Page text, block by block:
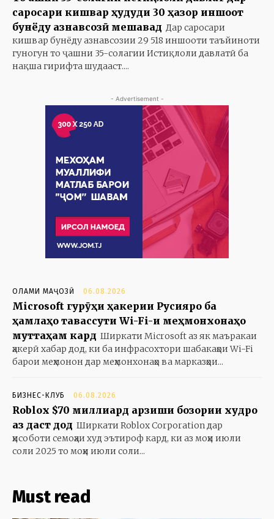
саросари кишвар ҳудуди 30 ҳазор иншоот
бунёду азнавсозӣ мешавад Дар саросари
кишвар бунёду азнавсозии 29 518 иншооти таъйиноти
гуногун то ҷашни 35-солагии Истиқлоли давлатӣ ба
нақша гирифта шудааст....
- Advertisement -
ОЛАМИ МАҶОЗӢ 06.08.2026
Microsoft гурӯҳи ҳакерии Русияро ба
ҳамлаҳо тавассути Wi-Fi-и меҳмонхонаҳо
муттаҳам кард Ширкати Microsoft аз як маъракаи
ҳакерӣ хабар дод, ки ба инфрасохтори шабакаҳои Wi-Fi
барои меҳмонон дар меҳмонхонаҳо ва марказҳои...
БИЗНЕС-КЛУБ 06.08.2026
Roblox $70 миллиард арзиши бозории худро
аз даст дод Ширкати Roblox Corporation дар
ҳисоботи семоҳаи худ эътироф кард, ки аз моҳи июли
соли 2025 то моҳи июли соли...
Must read